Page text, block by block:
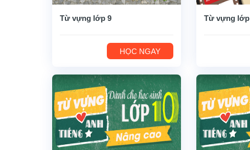
Từ vựng lớp 9
HỌC NGAY
Từ vựng lớp